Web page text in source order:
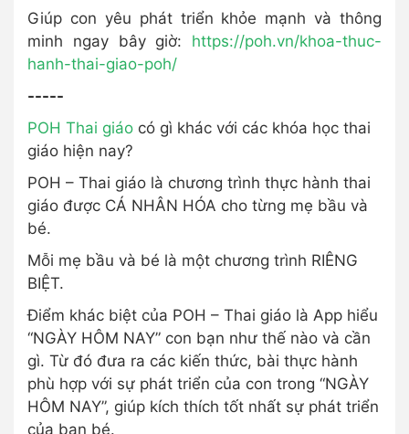
Giúp con yêu phát triển khỏe mạnh và thông
minh ngay bây giờ: https://poh.vn/khoa-thuc-
hanh-thai-giao-poh/
-----
POH Thai giáo có gì khác với các khóa học thai
giáo hiện nay?
POH – Thai giáo là chương trình thực hành thai
giáo được CÁ NHÂN HÓA cho từng mẹ bầu và
bé.
Mỗi mẹ bầu và bé là một chương trình RIÊNG
BIỆT.
Điểm khác biệt của POH – Thai giáo là App hiểu
“NGÀY HÔM NAY” con bạn như thế nào và cần
gì. Từ đó đưa ra các kiến thức, bài thực hành
phù hợp với sự phát triển của con trong “NGÀY
HÔM NAY”, giúp kích thích tốt nhất sự phát triển
của bạn bé.